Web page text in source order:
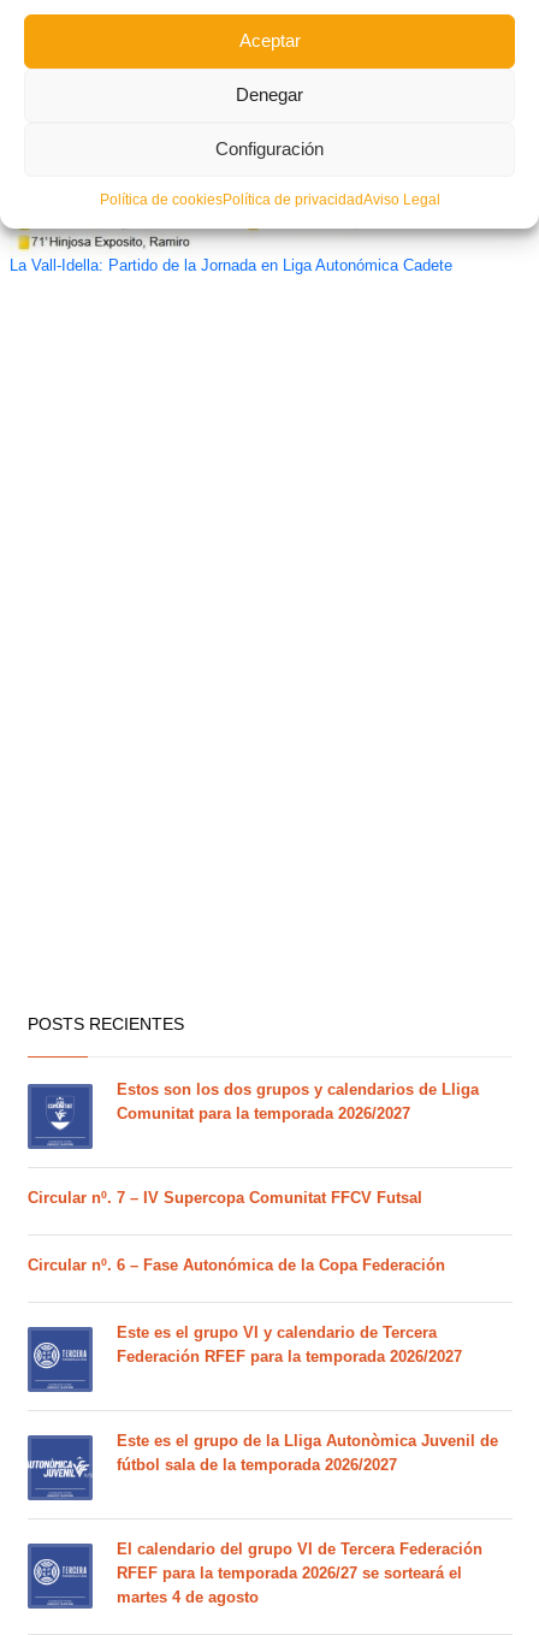
Aceptar
Denegar
Configuración
Política de cookiesPolítica de privacidadAviso Legal
La Vall-Idella: Partido de la Jornada en Liga Autonómica Cadete
POSTS RECIENTES
Estos son los dos grupos y calendarios de Lliga
Comunitat para la temporada 2026/2027
Circular nº. 7 – IV Supercopa Comunitat FFCV Futsal
Circular nº. 6 – Fase Autonómica de la Copa Federación
Este es el grupo VI y calendario de Tercera
Federación RFEF para la temporada 2026/2027
Este es el grupo de la Lliga Autonòmica Juvenil de
fútbol sala de la temporada 2026/2027
El calendario del grupo VI de Tercera Federación
RFEF para la temporada 2026/27 se sorteará el
martes 4 de agosto